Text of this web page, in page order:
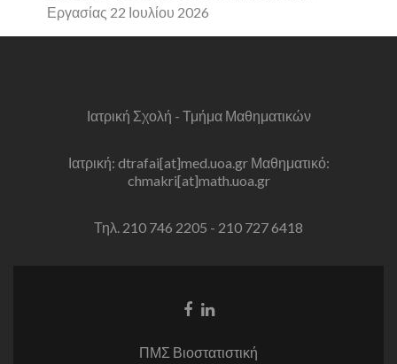
Εργασίας 22 Ιουλίου 2026
Ιατρική Σχολή - Τμήμα Μαθηματικών
Ιατρική: dtrafai[at]med.uoa.gr Μαθηματικό:
chmakri[at]math.uoa.gr
Τηλ. 210 746 2205 - 210 727 6418
Facebook
Linkedin
ΠΜΣ Βιοστατιστική